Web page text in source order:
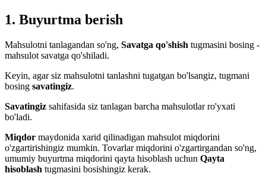
1. Buyurtma berish
Mahsulotni tanlagandan so'ng, Savatga qo'shish tugmasini bosing -
mahsulot savatga qo'shiladi.
Keyin, agar siz mahsulotni tanlashni tugatgan bo'lsangiz, tugmani
bosing savatingiz.
Savatingiz sahifasida siz tanlagan barcha mahsulotlar ro'yxati
bo'ladi.
Miqdor maydonida xarid qilinadigan mahsulot miqdorini
o'zgartirishingiz mumkin. Tovarlar miqdorini o'zgartirgandan so'ng,
umumiy buyurtma miqdorini qayta hisoblash uchun Qayta
hisoblash tugmasini bosishingiz kerak.